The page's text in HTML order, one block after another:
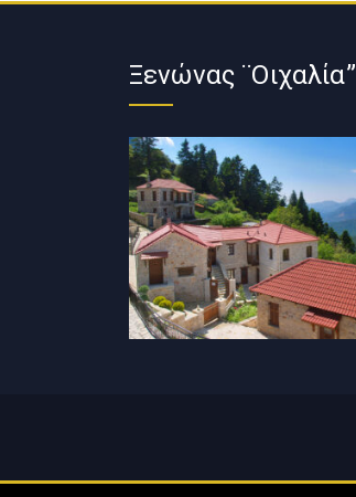
Ξενώνας ¨Οιχαλία”